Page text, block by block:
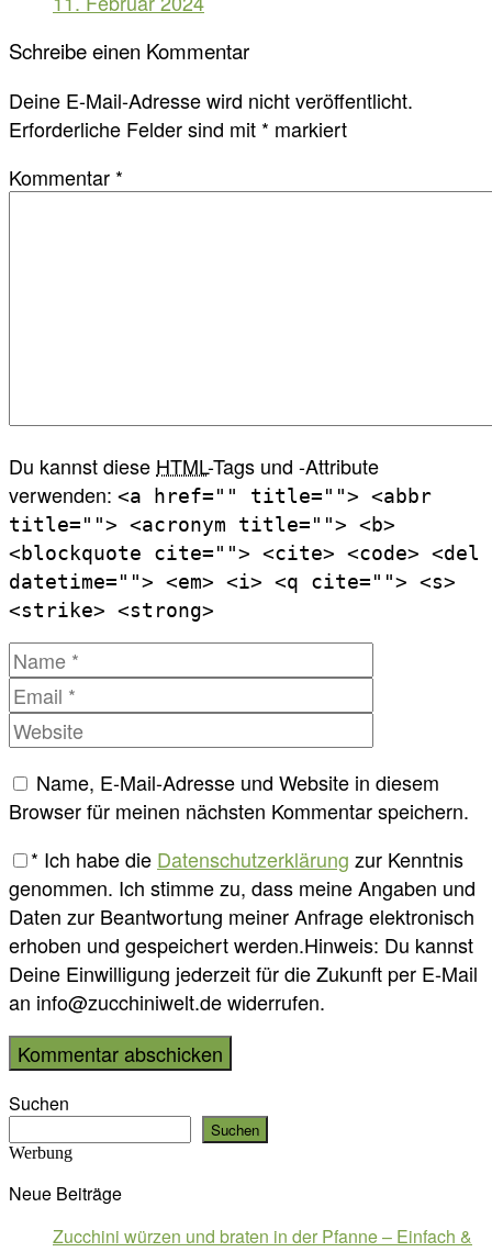
Schreibe einen Kommentar
Deine E-Mail-Adresse wird nicht veröffentlicht.
Erforderliche Felder sind mit * markiert
Kommentar *
Du kannst diese HTML-Tags und -Attribute
verwenden: <a href="" title=""> <abbr
title=""> <acronym title=""> <b>
<blockquote cite=""> <cite> <code> <del
datetime=""> <em> <i> <q cite=""> <s>
<strike> <strong>
Name, E-Mail-Adresse und Website in diesem
Browser für meinen nächsten Kommentar speichern.
* Ich habe die Datenschutzerklärung zur Kenntnis
genommen. Ich stimme zu, dass meine Angaben und
Daten zur Beantwortung meiner Anfrage elektronisch
erhoben und gespeichert werden.Hinweis: Du kannst
Deine Einwilligung jederzeit für die Zukunft per E-Mail
an info@zucchiniwelt.de widerrufen.
Suchen
Suchen
Werbung
Neue Beiträge
Zucchini würzen und braten in der Pfanne – Einfach &